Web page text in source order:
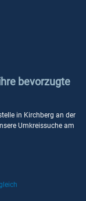
bevorzugte
in Kirchberg an der
Umkreissuche am